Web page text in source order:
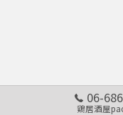
06-
鶏居酒屋